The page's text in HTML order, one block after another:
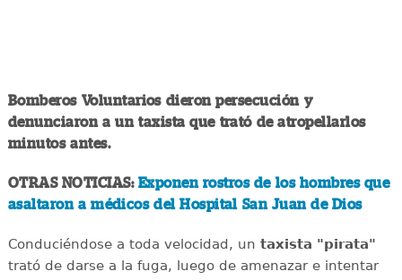
Bomberos Voluntarios dieron persecución y
denunciaron a un taxista que trató de atropellarlos
minutos antes.
OTRAS NOTICIAS: Exponen rostros de los hombres que
asaltaron a médicos del Hospital San Juan de Dios
Conduciéndose a toda velocidad, un taxista "pirata"
trató de darse a la fuga, luego de amenazar e intentar